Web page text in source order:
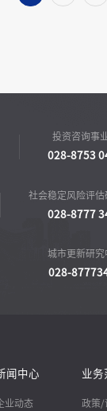
投资咨询事
028-8753
社会稳定风险评估
028-8777
城市更新研究
028-
闻中心
业动态
业务
政策/